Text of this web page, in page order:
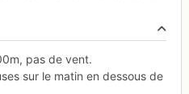
pas de vent.
sur le matin en dessous de